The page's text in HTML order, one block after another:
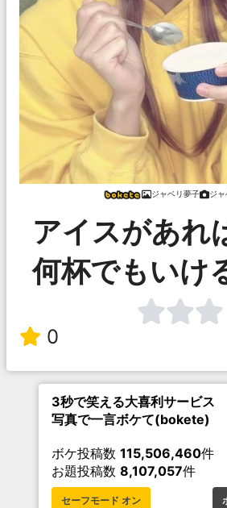
ジャベリ夢子 ジ
アイスがあれ
何杯でもいけ
0
3秒で笑える大喜利サービス
写真で一言ボケて(bokete)
ボケ投稿数 115,506,460件
お題投稿数 8,107,057件
セーフモード オン